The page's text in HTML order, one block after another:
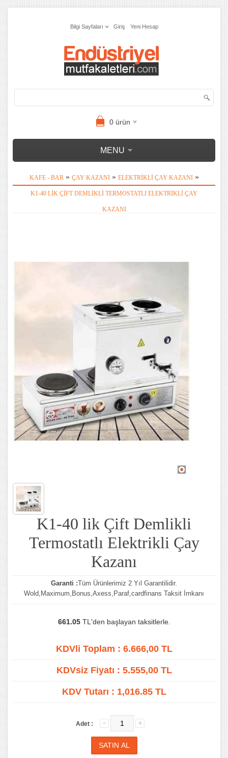
Bilgi Sayfaları Giriş Yeni Hesap
0ürün
MENU
KAFE - BAR » ÇAY KAZANI» ELEKTRIKLI ÇAY KAZANI»
K1-40 LIK ÇIFT DEMLIKLI TERMOSTATLI ELEKTRIKLI ÇAY
KAZANI
K1-40 lik Çift Demlikli
Termostatlı Elektrikli Çay
Kazanı
Garanti :Tüm Ürünlerimiz 2 Yıl Garantilidir.
Wold,Maximum,Bonus,Axess,Paraf,cardfinans Taksit İmkanı
661.05TL'den başlayan taksitlerle.
KDVli Toplam : 6.666,00TL
KDVsiz Fiyatı : 5.555,00TL
KDV Tutarı : 1,016.85 TL
Adet :